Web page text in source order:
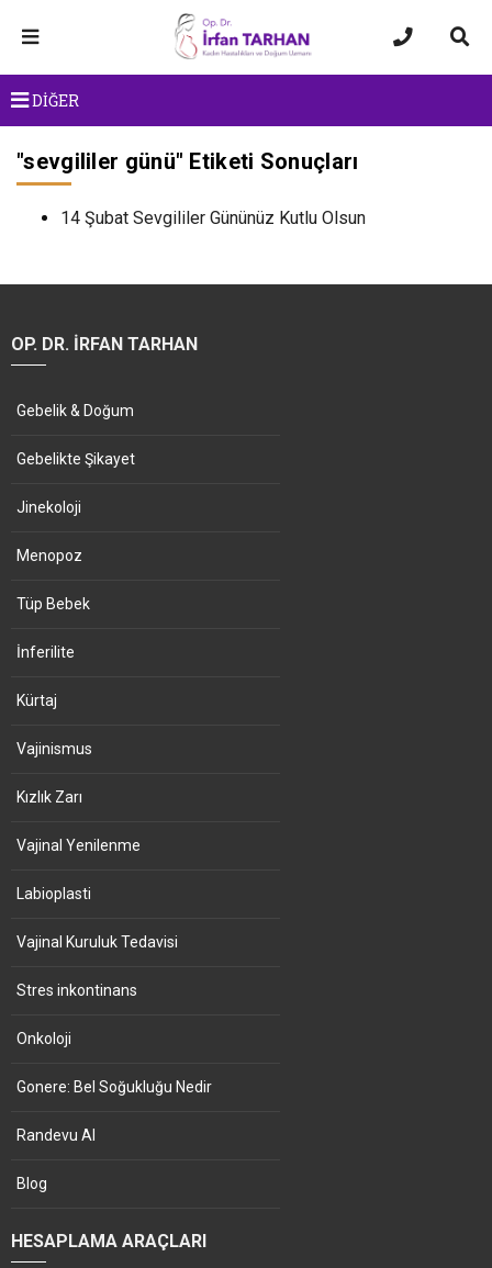
DİĞER
"sevgililer günü" Etiketi Sonuçları
14 Şubat Sevgililer Gününüz Kutlu Olsun
OP. DR. İRFAN TARHAN
Gebelik & Doğum
Gebelikte Şikayet
Jinekoloji
Menopoz
Tüp Bebek
İnferilite
Kürtaj
Vajinismus
Kızlık Zarı
Vajinal Yenilenme
Labioplasti
Vajinal Kuruluk Tedavisi
Stres inkontinans
Onkoloji
Gonere: Bel Soğukluğu Nedir
Randevu Al
Blog
HESAPLAMA ARAÇLARI